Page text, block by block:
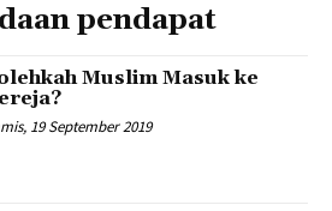
pendapat
Muslim Masuk ke
19 September 2019